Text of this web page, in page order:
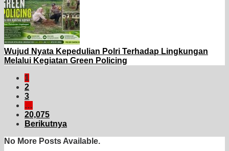
Wujud Nyata Kepedulian Polri Terhadap Lingkungan
Melalui Kegiatan Green Policing
1
2
3
…
20,075
Berikutnya
No More Posts Available.